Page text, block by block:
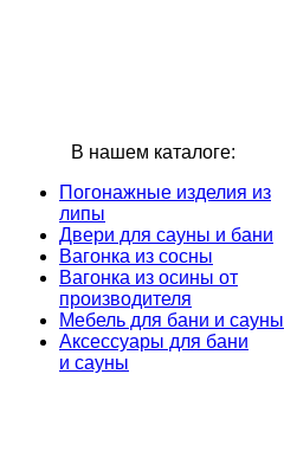
В нашем каталоге:
Погонажные изделия из
липы
Двери для сауны и бани
Вагонка из сосны
Вагонка из осины от
производителя
Мебель для бани и сауны
Аксессуары для бани
и сауны